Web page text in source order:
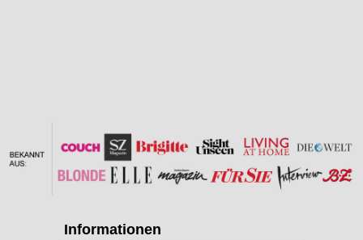
Informationen